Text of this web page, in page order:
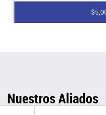
Nuestros Aliados